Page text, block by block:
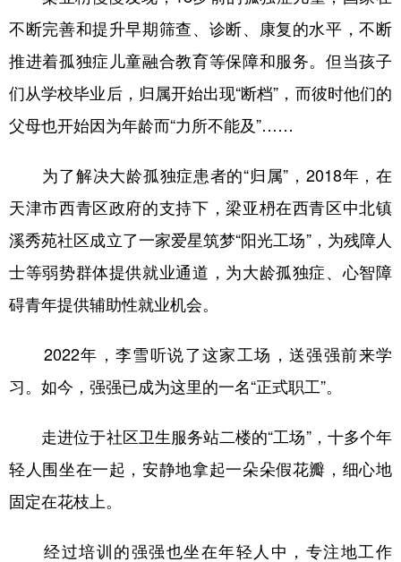
不断完善和提升早期筛查、诊断、康复的水平，不断
推进着孤独症儿童融合教育等保障和服务。但当孩子
们从学校毕业后，归属开始出现“断档”，而彼时他们的
父母也开始因为年龄而“力所不能及”……
为了解决大龄孤独症患者的“归属”，2018年，在
天津市西青区政府的支持下，梁亚枬在西青区中北镇
溪秀苑社区成立了一家爱星筑梦“阳光工场”，为残障人
士等弱势群体提供就业通道，为大龄孤独症、心智障
碍青年提供辅助性就业机会。
2022年，李雪听说了这家工场，送强强前来学
习。如今，强强已成为这里的一名“正式职工”。
走进位于社区卫生服务站二楼的“工场”，十多个年
轻人围坐在一起，安静地拿起一朵朵假花瓣，细心地
固定在花枝上。
经过培训的强强也坐在年轻人中，专注地工作